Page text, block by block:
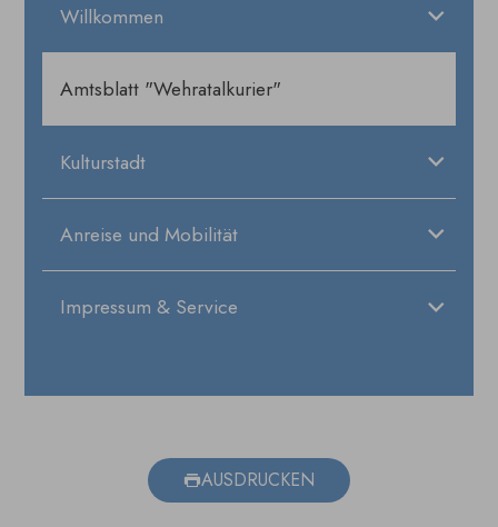
Willkommen
Amtsblatt "Wehratalkurier"
Kulturstadt
Anreise und Mobilität
Impressum & Service
AUSDRUCKEN